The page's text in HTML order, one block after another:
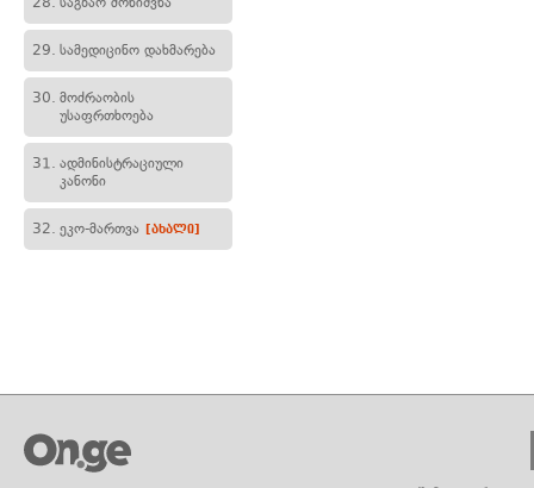
29. სამედიცინო დახმარება
30. მოძრაობის
უსაფრთხოება
31. ადმინისტრაციული
კანონი
32. ეკო-მართვა [ახალი]